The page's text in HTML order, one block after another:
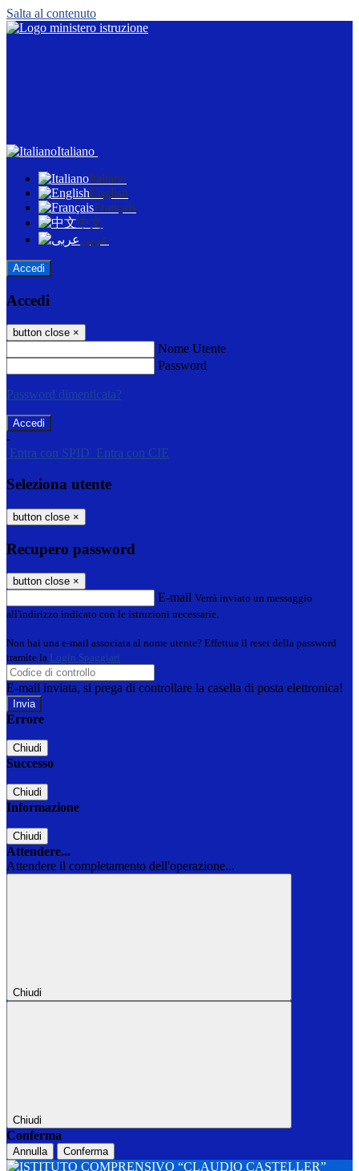
Salta al contenuto
Italiano
Italiano
English
Français
中文
عربى
Accedi
Accedi
button close ×
Nome Utente
Password
Password dimenticata?
-
Entra con SPID
Entra con CIE
Seleziona utente
button close ×
Recupero password
button close ×
E-mail Verrà inviato un messaggio
all'indirizzo indicato con le istruzioni necessarie.
Non hai una e-mail associata al nome utente? Effettua il reset della password
tramite la Login Spaggiari
E-mail inviata, si prega di controllare la casella di posta elettronica!
Errore
Chiudi
Successo
Chiudi
Informazione
Chiudi
Attendere...
Attendere il completamento dell'operazione...
Chiudi
Chiudi
Conferma
Annulla Conferma